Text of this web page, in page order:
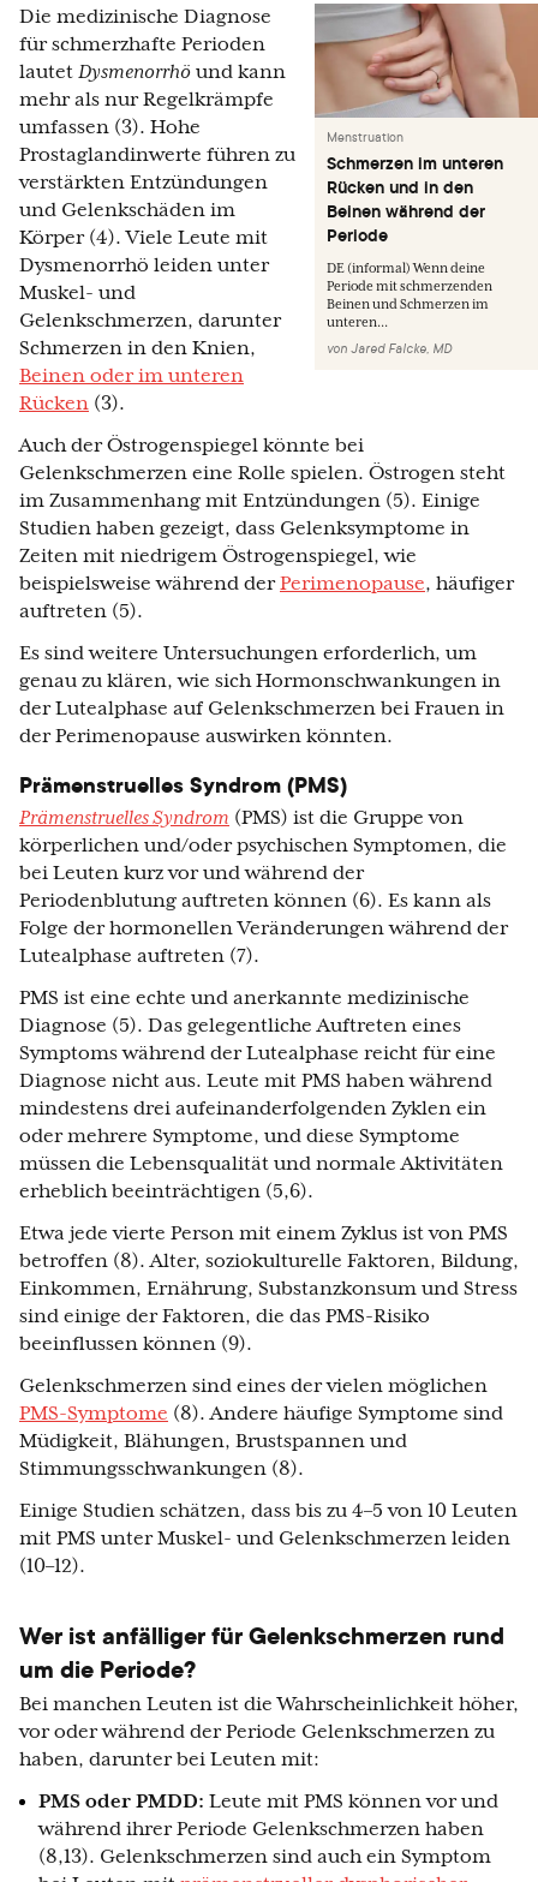
Menstruation
Schmerzen im unteren
Rücken und in den
Beinen während der
Periode
DE (informal) Wenn deine
Periode mit schmerzenden
Beinen und Schmerzen im
unteren...
von Jared Falcke, MD
Die medizinische Diagnose
für schmerzhafte Perioden
lautet Dysmenorrhö und kann
mehr als nur Regelkrämpfe
umfassen (3). Hohe
Prostaglandinwerte führen zu
verstärkten Entzündungen
und Gelenkschäden im
Körper (4). Viele Leute mit
Dysmenorrhö leiden unter
Muskel- und
Gelenkschmerzen, darunter
Schmerzen in den Knien,
Beinen oder im unteren
Rücken (3).
Auch der Östrogenspiegel könnte bei
Gelenkschmerzen eine Rolle spielen. Östrogen steht
im Zusammenhang mit Entzündungen (5). Einige
Studien haben gezeigt, dass Gelenksymptome in
Zeiten mit niedrigem Östrogenspiegel, wie
beispielsweise während derPerimenopause, häufiger
auftreten (5).
Es sind weitere Untersuchungen erforderlich, um
genau zu klären, wie sich Hormonschwankungen in
der Lutealphase auf Gelenkschmerzen bei Frauen in
der Perimenopause auswirken könnten.
Prämenstruelles Syndrom (PMS)
Prämenstruelles Syndrom (PMS) ist die Gruppe von
körperlichen und/oder psychischen Symptomen, die
bei Leuten kurz vor und während der
Periodenblutung auftreten können (6). Es kann als
Folge der hormonellen Veränderungen während der
Lutealphase auftreten (7).
PMS ist eine echte und anerkannte medizinische
Diagnose (5). Das gelegentliche Auftreten eines
Symptoms während der Lutealphase reicht für eine
Diagnose nicht aus. Leute mit PMS haben während
mindestens drei aufeinanderfolgenden Zyklen ein
oder mehrere Symptome, und diese Symptome
müssen die Lebensqualität und normale Aktivitäten
erheblich beeinträchtigen (5,6).
Etwa jede vierte Person mit einem Zyklus ist von PMS
betroffen (8). Alter, soziokulturelle Faktoren, Bildung,
Einkommen, Ernährung, Substanzkonsum und Stress
sind einige der Faktoren, die das PMS-Risiko
beeinflussen können (9).
Gelenkschmerzen sind eines der vielen möglichen
PMS-Symptome (8). Andere häufige Symptome sind
Müdigkeit, Blähungen, Brustspannen und
Stimmungsschwankungen (8).
Einige Studien schätzen, dass bis zu 4–5 von 10 Leuten
mit PMS unter Muskel- und Gelenkschmerzen leiden
(10–12).
Wer ist anfälliger für Gelenkschmerzen rund
um die Periode?
Bei manchen Leuten ist die Wahrscheinlichkeit höher,
vor oder während der Periode Gelenkschmerzen zu
haben, darunter bei Leuten mit:
PMS oder PMDD: Leute mit PMS können vor und
während ihrer Periode Gelenkschmerzen haben
(8,13). Gelenkschmerzen sind auch ein Symptom